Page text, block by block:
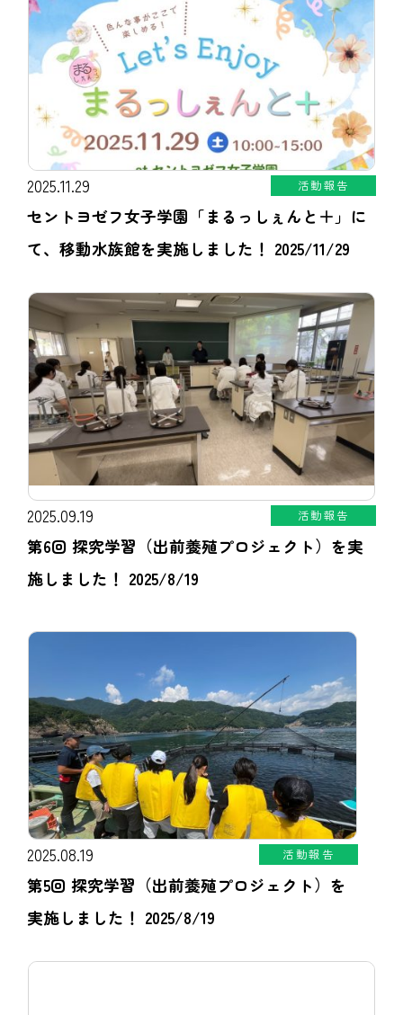
2025.11.29 活動報告
セントヨゼフ女子学園「まるっしぇんと＋」に
て、移動水族館を実施しました！ 2025/11/29
2025.09.19 活動報告
第6回 探究学習（出前養殖プロジェクト）を実
施しました！ 2025/8/19
2025.08.19 活動報告
第5回 探究学習（出前養殖プロジェクト）を
実施しました！ 2025/8/19